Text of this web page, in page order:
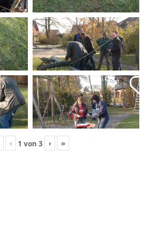
‹ 1 von 3 › »